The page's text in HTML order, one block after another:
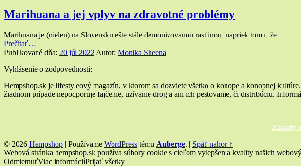
Marihuana a jej vplyv na zdravotné problémy
Marihuana je (nielen) na Slovensku ešte stále démonizovanou rastlinou, napriek tomu, že…
Prečítať“Marihuana
a
vplyv
zdravotné
problémy”
…
Publikované dňa: 20 júl 2022 Autor: Monika Sheena
Widgety
v
pätičke
Vyhlásenie o zodpovednosti:
Hempshop.sk je lifestyleový magazín, v ktorom sa dozviete všetko o konope a konopnej
žiadnom prípade nepodporuje fajčenie, užívanie drog a ani ich pestovanie, či distribúciu.
Zásady
© 2026 Hempshop | Používame WordPress tému Auberge. | Späť nahor ↑
Webová stránka hempshop.sk používa súbory cookie s cieľom vylepšenia kvality našich
OdmietnuťViac informáciíPrijať všetky